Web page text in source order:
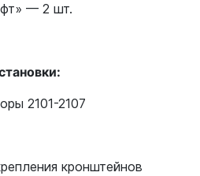
— 2 шт.
2101-2107
кронштейнов